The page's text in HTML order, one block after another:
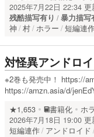
2025年7月22日 22:34 更
残酷描写有り
暴力描写
神
村 ホラー 短編連
対怪異アンドロ
※2巻も発売中！ https://
https://amzn.asia/d/
★1,653 書籍化 ホ
2026年7月18日 19:00 更
短編連作
アンドロイド